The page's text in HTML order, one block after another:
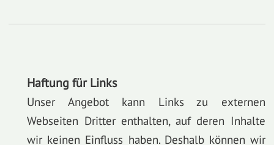
Haftung für Links
Unser Angebot kann Links zu externen
Webseiten Dritter enthalten, auf deren Inhalte
wir keinen Einfluss haben. Deshalb können wir